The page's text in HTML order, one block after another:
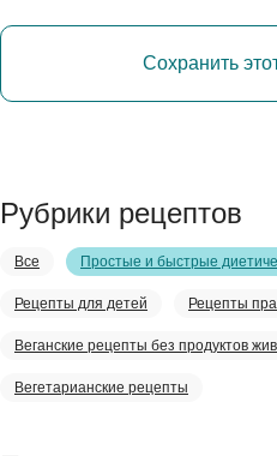
Сохранить
Рубрики рецептов
Все Простые и быстрые
Рецепты для детей Рецепты
Веганские рецепты без продуктов
Вегетарианские рецепты